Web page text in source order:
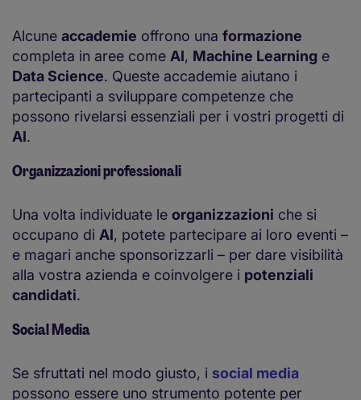
Alcune accademie offrono una formazione
completa in aree come AI, Machine Learning e
Data Science. Queste accademie aiutano i
partecipanti a sviluppare competenze che
possono rivelarsi essenziali per i vostri progetti di
AI.
Organizzazioni professionali
Una volta individuate le organizzazioni che si
occupano di AI, potete partecipare ai loro eventi –
e magari anche sponsorizzarli – per dare visibilità
alla vostra azienda e coinvolgere i potenziali
candidati.
Social Media
Se sfruttati nel modo giusto, i social media
possono essere uno strumento potente per